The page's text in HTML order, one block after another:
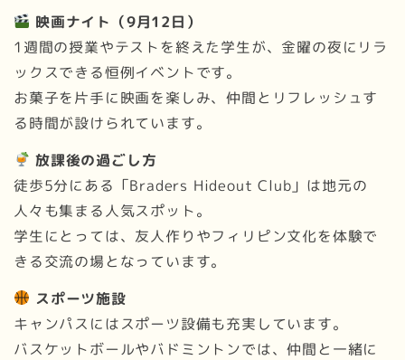
映画ナイト（9月12日）
1週間の授業やテストを終えた学生が、金曜の夜にリラ
ックスできる恒例イベントです。
お菓子を片手に映画を楽しみ、仲間とリフレッシュす
る時間が設けられています。
放課後の過ごし方
徒歩5分にある「Braders Hideout Club」は地元の
人々も集まる人気スポット。
学生にとっては、友人作りやフィリピン文化を体験で
きる交流の場となっています。
スポーツ施設
キャンパスにはスポーツ設備も充実しています。
バスケットボールやバドミントンでは、仲間と一緒に